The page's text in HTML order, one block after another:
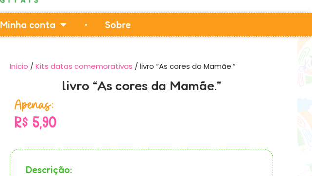
Minha conta Sobre
Início / Kits datas comemorativas / livro “As cores da Mamãe.”
livro “As cores da Mamãe.”
Apenas:
R$ 5,90
Descrição: